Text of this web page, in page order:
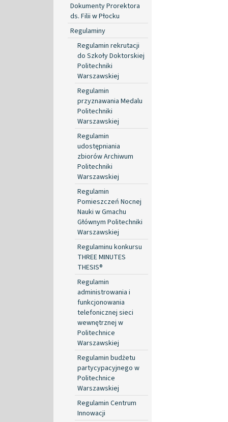
Dokumenty Prorektora
ds. Filii w Płocku
Regulaminy
Regulamin rekrutacji
do Szkoły Doktorskiej
Politechniki
Warszawskiej
Regulamin
przyznawania Medalu
Politechniki
Warszawskiej
Regulamin
udostępniania
zbiorów Archiwum
Politechniki
Warszawskiej
Regulamin
Pomieszczeń Nocnej
Nauki w Gmachu
Głównym Politechniki
Warszawskiej
Regulaminu konkursu
THREE MINUTES
THESIS®
Regulamin
administrowania i
funkcjonowania
telefonicznej sieci
wewnętrznej w
Politechnice
Warszawskiej
Regulamin budżetu
partycypacyjnego w
Politechnice
Warszawskiej
Regulamin Centrum
Innowacji